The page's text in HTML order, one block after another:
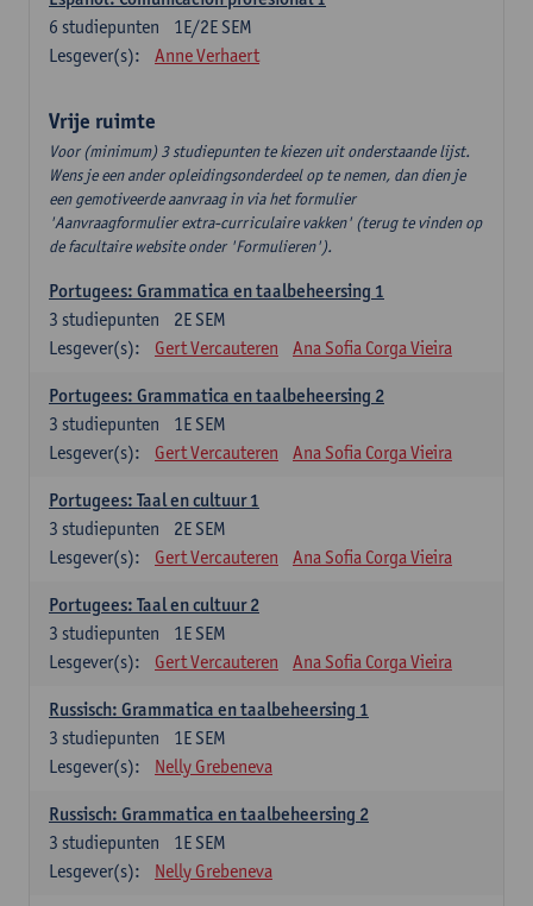
1E/2E SEM
6 studiepunten
Lesgever(s):
Anne Verhaert
Vrije ruimte
Voor (minimum) 3 studiepunten te kiezen uit onderstaande lijst.
Wens je een ander opleidingsonderdeel op te nemen, dan dien je
een gemotiveerde aanvraag in via het formulier
'Aanvraagformulier extra-curriculaire vakken' (terug te vinden op
de facultaire website onder 'Formulieren').
Portugees: Grammatica en taalbeheersing 1
2E SEM
3 studiepunten
Lesgever(s):
Gert Vercauteren Ana Sofia Corga Vieira
Portugees: Grammatica en taalbeheersing 2
1E SEM
3 studiepunten
Lesgever(s):
Gert Vercauteren Ana Sofia Corga Vieira
Portugees: Taal en cultuur 1
2E SEM
3 studiepunten
Lesgever(s):
Gert Vercauteren Ana Sofia Corga Vieira
Portugees: Taal en cultuur 2
1E SEM
3 studiepunten
Lesgever(s):
Gert Vercauteren Ana Sofia Corga Vieira
Russisch: Grammatica en taalbeheersing 1
1E SEM
3 studiepunten
Lesgever(s):
Nelly Grebeneva
Russisch: Grammatica en taalbeheersing 2
1E SEM
3 studiepunten
Lesgever(s):
Nelly Grebeneva